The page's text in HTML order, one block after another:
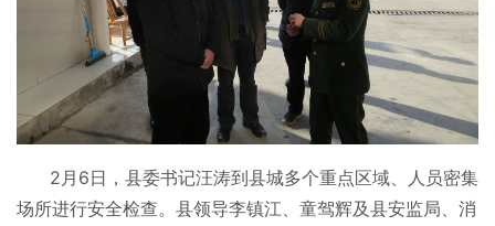
2月6日，县委书记汪涛到县城多个重点区域、人员密集
场所进行安全检查。县领导李镇江、童驾辉及县安监局、消